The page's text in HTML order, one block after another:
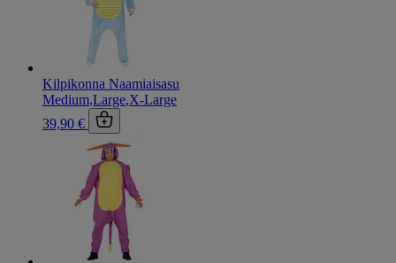
Kilpikonna Naamiaisasu
Medium,Large,X-Large
39,90 €